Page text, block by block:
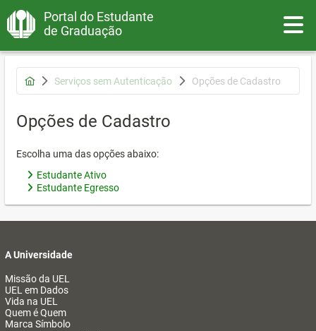
Portal do Estudante
de Graduação
Serviços sem Autenticação Opções de Cadastro
Opções de Cadastro
Escolha uma das opções abaixo:
Estudante Ativo
Estudante Egresso
A Universidade
Missão da UEL
UEL em Dados
Vida na UEL
Quem é Quem
Marca Símbolo